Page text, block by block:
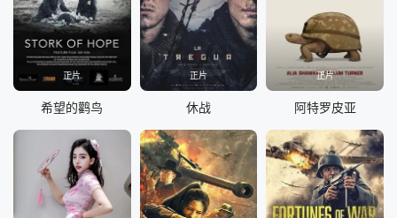
正片
希望的鹳鸟
正片
休战
正片
阿特罗皮亚